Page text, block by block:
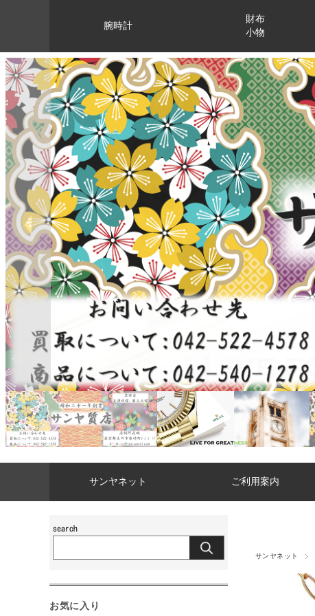
腕時計
財布
小物
サンヤネット ご利用案内
サンヤネット
お気に入り